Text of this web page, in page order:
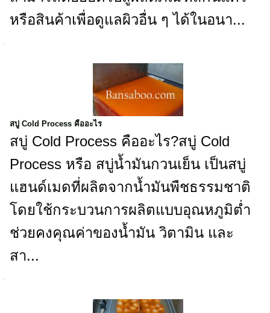
หรือสินค้าเพื่อดูแลผิวอื่น ๆ ได้ในอนา...
สบู่ Cold Process คืออะไร
สบู่ Cold Process คืออะไร?สบู่ Cold
Process หรือ สบู่น้ำมันกวนเย็น เป็นสบู่
แฮนด์เมดที่ผลิตจากน้ำมันพืชธรรมชาติ
โดยใช้กระบวนการผลิตแบบอุณหภูมิต่ำ
ช่วยคงคุณค่าของน้ำมัน วิตามิน และ
สา...